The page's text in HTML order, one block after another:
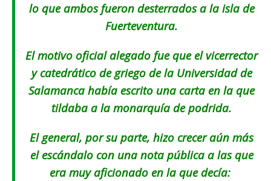
lo que ambos fueron desterrados a la isla de
Fuerteventura.
El motivo oficial alegado fue que el vicerrector
y catedrático de griego de la Universidad de
Salamanca había escrito una carta en la que
tildaba a la monarquía de podrida.
El general, por su parte, hizo crecer aún más
el escándalo con una nota pública a las que
era muy aficionado en la que decía: